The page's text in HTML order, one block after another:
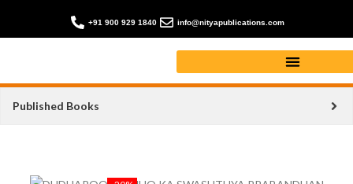
+91 900 929 1840 info@nityapublications.com
Published Books